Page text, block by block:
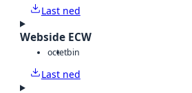
Last ned
Webside ECW
octetbin
Last ned